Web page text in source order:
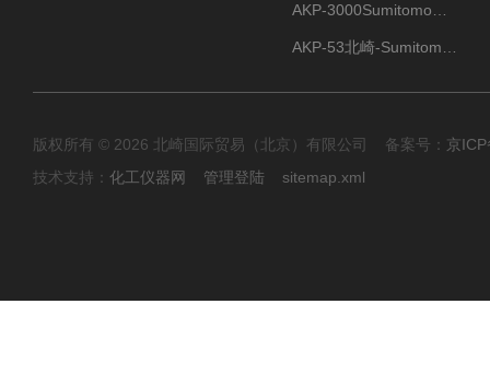
版权所有 © 2026 北崎国际贸易（北京）有限公司 备案号： 京
技术支持： 化工仪器网 管理登陆 sitemap.xml